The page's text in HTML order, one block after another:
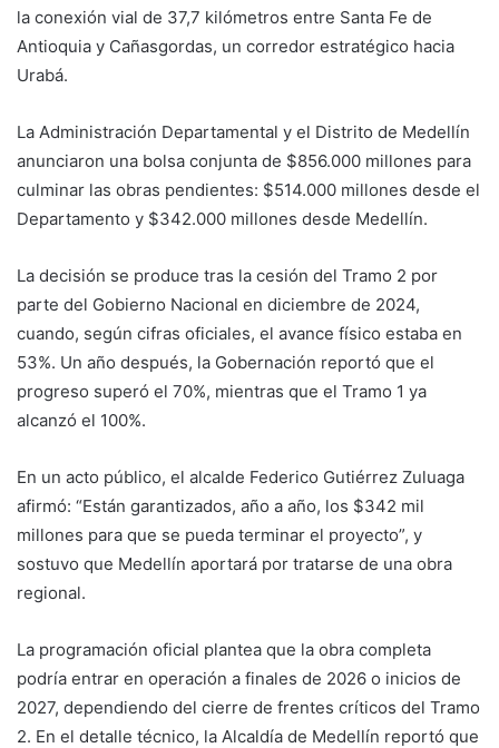
la conexión vial de 37,7 kilómetros entre Santa Fe de
Antioquia y Cañasgordas, un corredor estratégico hacia
Urabá.
La Administración Departamental y el Distrito de Medellín
anunciaron una bolsa conjunta de $856.000 millones para
culminar las obras pendientes: $514.000 millones desde el
Departamento y $342.000 millones desde Medellín.
La decisión se produce tras la cesión del Tramo 2 por
parte del Gobierno Nacional en diciembre de 2024,
cuando, según cifras oficiales, el avance físico estaba en
53%. Un año después, la Gobernación reportó que el
progreso superó el 70%, mientras que el Tramo 1 ya
alcanzó el 100%.
En un acto público, el alcalde Federico Gutiérrez Zuluaga
afirmó: “Están garantizados, año a año, los $342 mil
millones para que se pueda terminar el proyecto”, y
sostuvo que Medellín aportará por tratarse de una obra
regional.
La programación oficial plantea que la obra completa
podría entrar en operación a finales de 2026 o inicios de
2027, dependiendo del cierre de frentes críticos del Tramo
2. En el detalle técnico, la Alcaldía de Medellín reportó que